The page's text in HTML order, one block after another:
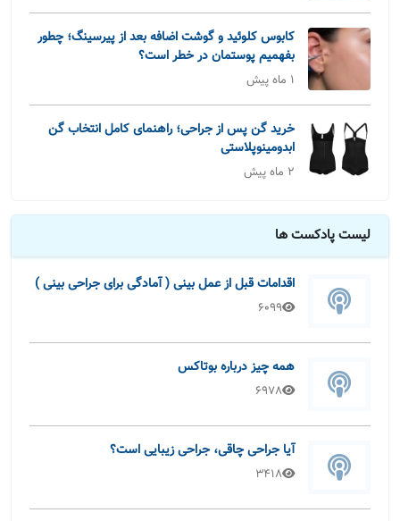
کابوس کلوئید و گوشت اضافه بعد از پیرسینگ؛ چطور
بفهمیم پوستمان در خطر است؟
1 ماه پیش
خرید گن پس از جراحی؛ راهنمای کامل انتخاب گن
ابدومینوپلاستی
2 ماه پیش
لیست پادکست ها
اقدامات قبل از عمل بینی ( آمادگی برای جراحی بینی )
6099
همه چیز درباره بوتاکس
6978
آیا جراحی چاقی، جراحی زیبایی است؟
3418